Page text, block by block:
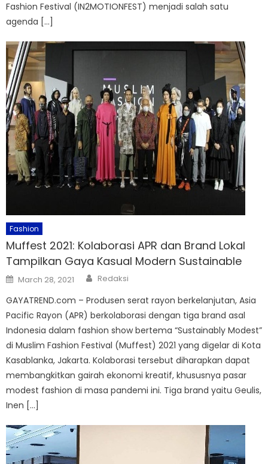
Fashion Festival (IN2MOTIONFEST) menjadi salah satu
agenda […]
Fashion
Muffest 2021: Kolaborasi APR dan Brand Lokal
Tampilkan Gaya Kasual Modern Sustainable
Posted
on
March 28, 2021 Author
Redaksi
GAYATREND.com – Produsen serat rayon berkelanjutan, Asia
Pacific Rayon (APR) berkolaborasi dengan tiga brand asal
Indonesia dalam fashion show bertema “Sustainably Modest”
di Muslim Fashion Festival (Muffest) 2021 yang digelar di Kota
Kasablanka, Jakarta. Kolaborasi tersebut diharapkan dapat
membangkitkan gairah ekonomi kreatif, khususnya pasar
modest fashion di masa pandemi ini. Tiga brand yaitu Geulis,
Inen […]